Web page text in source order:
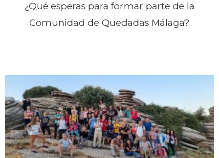
¿Qué esperas para formar parte de la
Comunidad de Quedadas Málaga?